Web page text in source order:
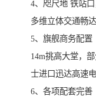
​4、咫尺地 铁站
多维立体交通畅
​5、旗舰商务配置
​14m挑高大堂，
士进口迅达高速
​6、各项配套完善